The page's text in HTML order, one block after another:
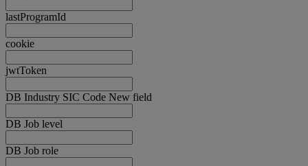
lastProgramId
cookie
jwtToken
DB Industry SIC Code New field
DB Job level
DB Job role